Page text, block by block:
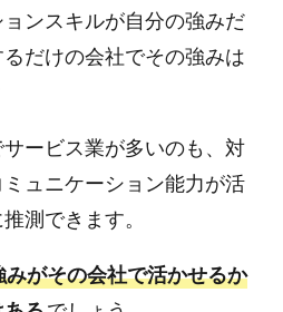
ンスキルが自分の強みだ
だけの会社でその強みは
ービス業が多いのも、対
ュニケーション能力が活
測できます。
みがその会社で活かせるか